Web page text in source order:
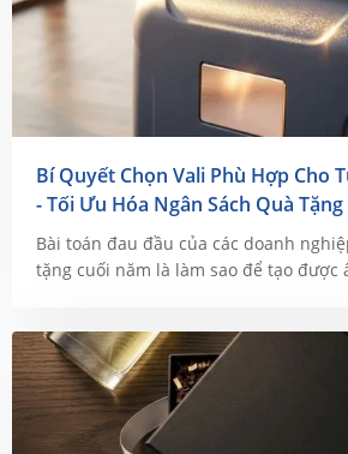
Bí Quyết Chọn Vali Phù Hợp Cho
- Tối Ưu Hóa Ngân Sách Quà Tặng
Bài toán đau đầu của các doanh
tặng cuối năm là làm sao để tạo được